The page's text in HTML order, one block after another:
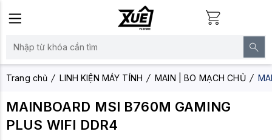
Trang chủ LINH KIỆN MÁY TÍNH MAIN | BO MẠCH CHỦ
MAINBOARD MSI B760M GAMING
PLUS WIFI DDR4